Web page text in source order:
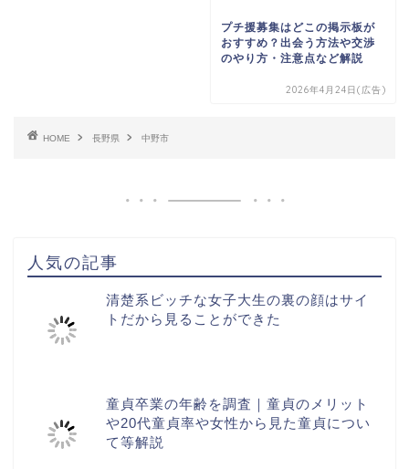
プチ援募集はどこの掲示板が
おすすめ？出会う方法や交渉
のやり方・注意点など解説
2026年4月24日(広告)
HOME 長野県 中野市
人気の記事
清楚系ビッチな女子大生の裏の顔はサイ
トだから見ることができた
童貞卒業の年齢を調査｜童貞のメリット
や20代童貞率や女性から見た童貞につい
て等解説